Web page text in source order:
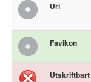
Url
Favikon
Utskriftbart